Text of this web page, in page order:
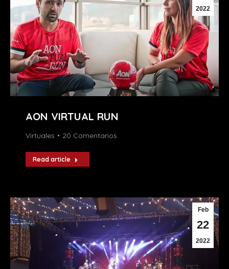
2022
AON VIRTUAL RUN
Virtuales 20 Comentarios
Read article
Feb
22
2022